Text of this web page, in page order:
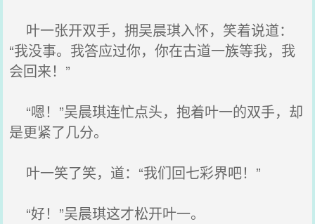
叶一张开双手，拥吴晨琪入怀，笑着说道：
“我没事。我答应过你，你在古道一族等我，我
会回来！”
“嗯！”吴晨琪连忙点头，抱着叶一的双手，却
是更紧了几分。
叶一笑了笑，道：“我们回七彩界吧！”
“好！”吴晨琪这才松开叶一。